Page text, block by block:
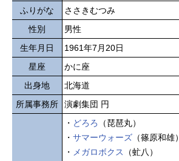
ふりがな
ささきむつみ
性別
男性
生年月日
1961年7月20日
星座
かに座
出身地
北海道
所属事務所
演劇集団 円
・ どろろ
（琵琶丸）
・ サマーウォーズ （篠原和雄）
・ メガロボクス
（虻八）